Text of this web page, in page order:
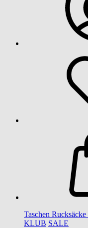
Taschen Rucksäcke
KLUB SALE